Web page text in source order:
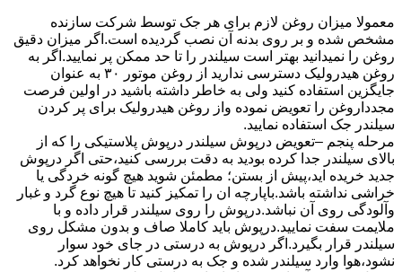
معمولا میزان روغن لازم برای هر جک توسط شرکت سازنده
مشخص شده و بر روی بدنه آن نصب گردیده است.اگر میزان دقیق
روغن را نمیدانید بهتر است سیلندر را تا حد ممکن پر نمایید.اگر به
روغن هیدرولیک دسترسی ندارید از روغن موتور ۳۰ به عنوان
جایگزین استفاده کنید ولی به خاطر داشته باشید در اولین فرصت
مجدداروغن را تعویض نموده واز روغن هیدرولیک برای پر کردن
سیلندر جک استفاده نمایید.
مرحله پنجم –تعویض درپوش سیلندر درپوش پلاستیکی را که از
بالای سیلندر جدا کرده بودید به دقت بررسی کنید،حتی اگر درپوش
جدید خریده اید،پیش از بستن؛ مطمئن شوید هیچ گونه خردگی یا
خراشی نداشته باشد.باپارچه ان را تمکیز کنید تا هیچ نوع گرد و غبار
وآلودگی روی آن نباشد.درپوش را روی سیلندر قرار داده و با
ملایمت سفت نمایید.درپوش باید کاملا صاف و بدون مشکل روی
سیلندر قرار بگیرد.اگر درپوش به درستی در جای خود سوار
نشود،هوا وارد سیلندر شده و جک به درستی کار نخواهد کرد.